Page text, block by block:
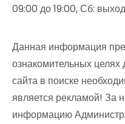
09:00 до 19:00, Сб:
Данная информация
ознакомительных
сайта в поиске
является рекламой! За
информацию